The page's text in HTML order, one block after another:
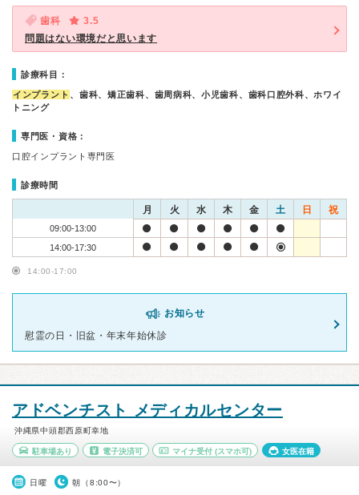
歯科
3.5
問題はない環境だと思います
診療科目：
インプラント 、歯科、矯正歯科、歯周病科、小児歯科、歯科口腔外科、ホワイ
トニング
専門医・資格：
口腔インプラント専門医
診療時間
月 火 水 木 金 土 日 祝
09:00-13:00
14:00-17:30
14:00-17:00
お知らせ
慰霊の日・旧盆・年末年始休診
アドベンチスト メディカルセンター
沖縄県中頭郡西原町幸地
駐車場あり 電子決済可 マイナ受付 (スマホ可) 女医在籍
日曜 朝（8:00〜）